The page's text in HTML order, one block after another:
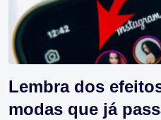
Lembra dos
modas que já